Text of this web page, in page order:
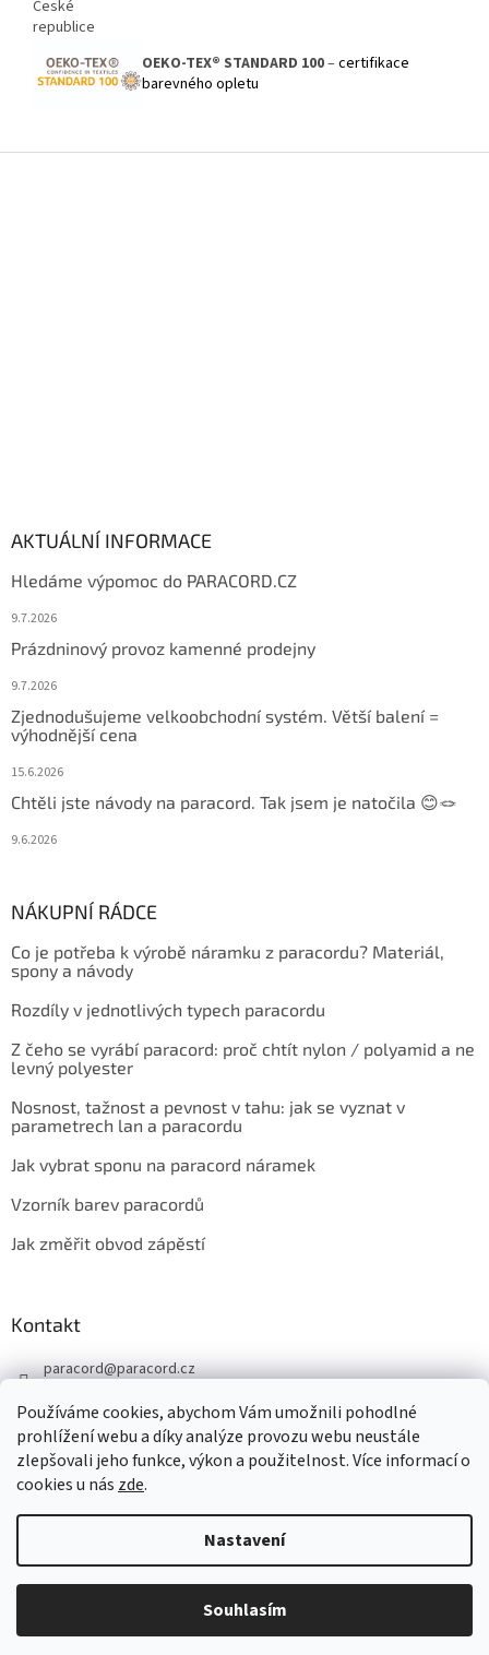
Používáme cookies, abychom Vám umožnili pohodlné
prohlížení webu a díky analýze provozu webu neustále
zlepšovali jeho funkce, výkon a použitelnost. Více informací o
cookies u nás zde.
Nastavení
Souhlasím
OEKO-TEX® STANDARD 100–certifikace
barevného opletu
AKTUÁLNÍ INFORMACE
Hledáme výpomoc do PARACORD.CZ
9.7.2026
Prázdninový provoz kamenné prodejny
9.7.2026
Zjednodušujeme velkoobchodní systém. Větší balení =
výhodnější cena
15.6.2026
Chtěli jste návody na paracord. Tak jsem je natočila 😊🪢
9.6.2026
NÁKUPNÍ RÁDCE
Co je potřeba k výrobě náramku z paracordu? Materiál,
spony a návody
Rozdíly v jednotlivých typech paracordu
Z čeho se vyrábí paracord: proč chtít nylon / polyamid a ne
levný polyester
Nosnost, tažnost a pevnost v tahu: jak se vyznat v
parametrech lan a paracordu
Jak vybrat sponu na paracord náramek
Vzorník barev paracordů
Jak změřit obvod zápěstí
Kontakt
paracord@paracord.cz
+420 603 230 467
Sledujte nás také na facebooku
paracord.cz
Vytvořil Shoptet
PARACORD.CZ. Všechna práva vyhrazena.